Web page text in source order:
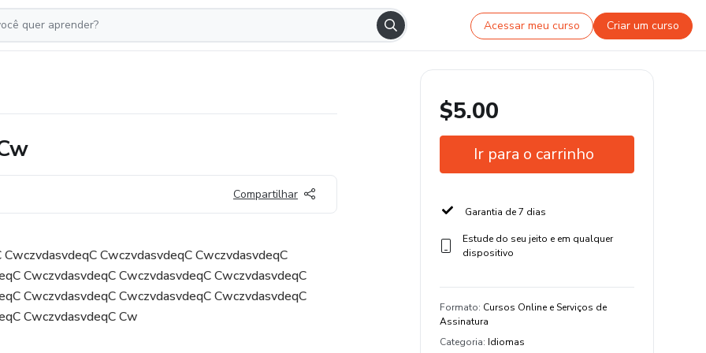
Acessar meu curso Criar um curso
Compartilhar
CwczvdasvdeqC CwczvdasvdeqC
CwczvdasvdeqC CwczvdasvdeqC CwczvdasvdeqC
CwczvdasvdeqC CwczvdasvdeqC CwczvdasvdeqC
CwczvdasvdeqC Cw
$5.00
Ir para o carrinho
Garantia de 7 dias
Estude do seu jeito e em qualquer
dispositivo
Formato: Cursos Online e Serviços de
Assinatura
Categoria: Idiomas